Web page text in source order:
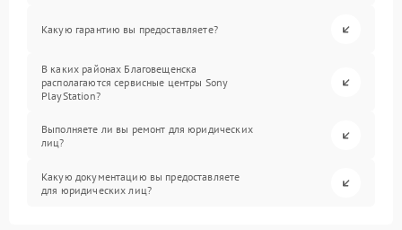
Какую гарантию вы предоставляете?
В каких районах Благовещенска
располагаются сервисные центры Sony
PlayStation?
Выполняете ли вы ремонт для юридических
лиц?
Какую документацию вы предоставляете
для юридических лиц?